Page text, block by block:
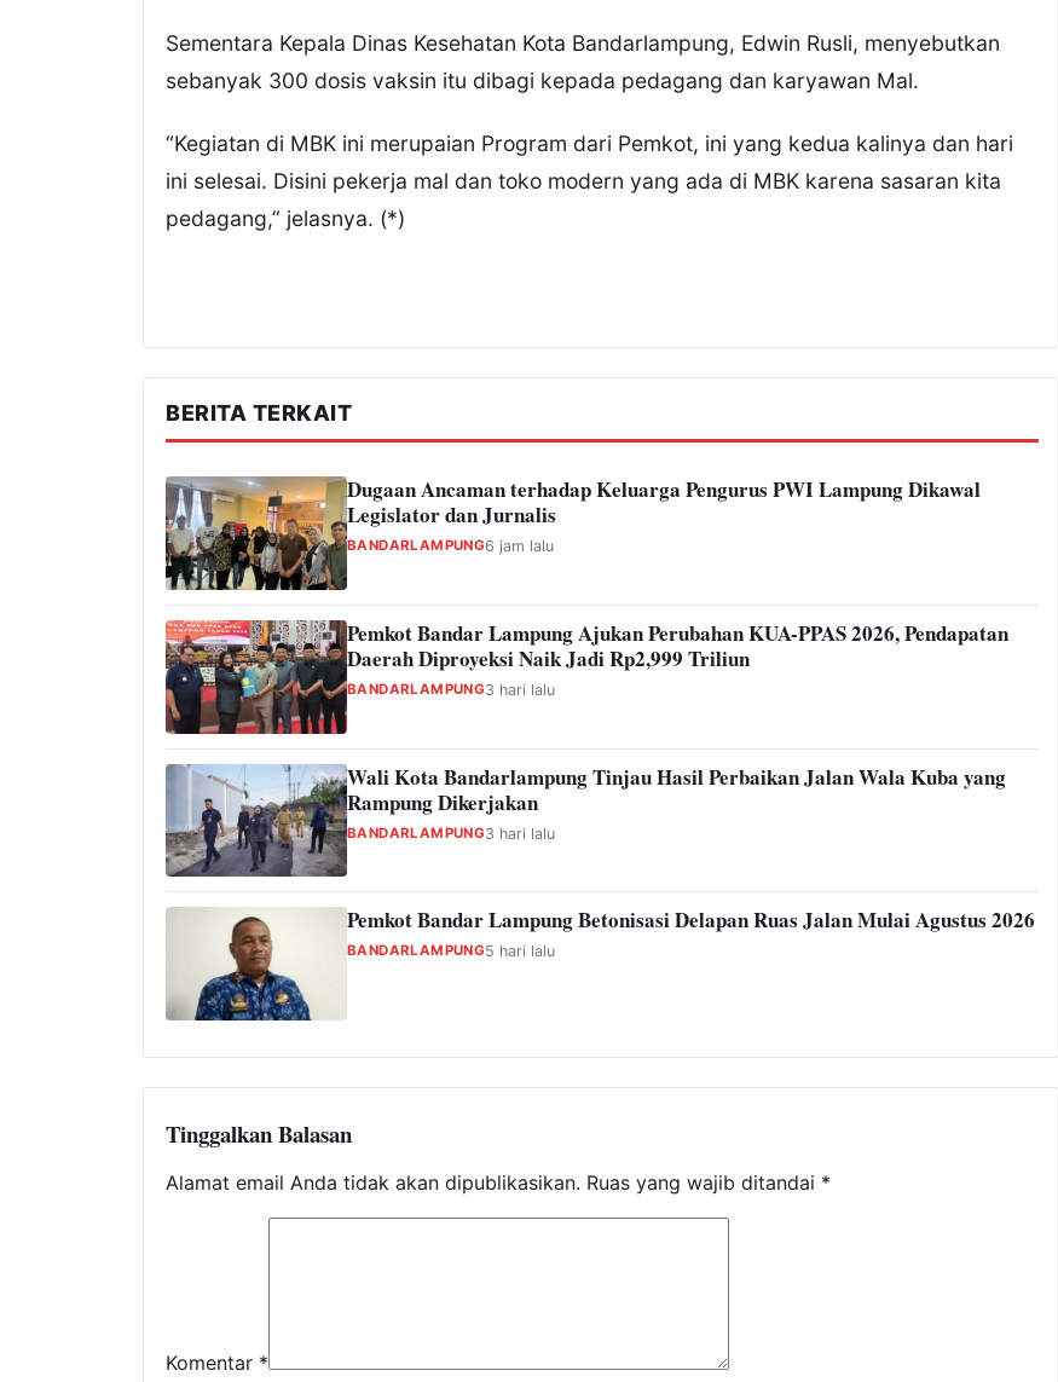
Sementara Kepala Dinas Kesehatan Kota Bandarlampung, Edwin Rusli, menyebutkan
sebanyak 300 dosis vaksin itu dibagi kepada pedagang dan karyawan Mal.
“Kegiatan di MBK ini merupaian Program dari Pemkot, ini yang kedua kalinya dan hari
ini selesai. Disini pekerja mal dan toko modern yang ada di MBK karena sasaran kita
pedagang,” jelasnya. (*)
BERITA TERKAIT
Dugaan Ancaman terhadap Keluarga Pengurus PWI Lampung Dikawal
Legislator dan Jurnalis
BANDARLAMPUNG6 jam lalu
Pemkot Bandar Lampung Ajukan Perubahan KUA-PPAS 2026, Pendapatan
Daerah Diproyeksi Naik Jadi Rp2,999 Triliun
BANDARLAMPUNG3 hari lalu
Wali Kota Bandarlampung Tinjau Hasil Perbaikan Jalan Wala Kuba yang
Rampung Dikerjakan
BANDARLAMPUNG3 hari lalu
Pemkot Bandar Lampung Betonisasi Delapan Ruas Jalan Mulai Agustus 2026
BANDARLAMPUNG5 hari lalu
Tinggalkan Balasan
Alamat email Anda tidak akan dipublikasikan. Ruas yang wajib ditandai *
Komentar *